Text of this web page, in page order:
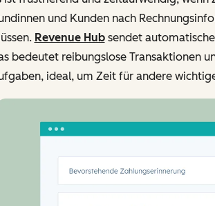
und Kunden nach
Revenue Hubsendet
bedeutet reibungslose Transaktionen
ideal, um Zeit für andere